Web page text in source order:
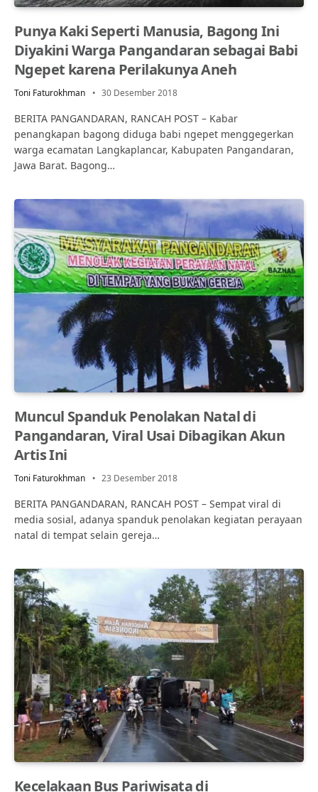
Punya Kaki Seperti Manusia, Bagong Ini
Diyakini Warga Pangandaran sebagai Babi
Ngepet karena Perilakunya Aneh
Toni Faturokhman 30 Desember 2018
BERITA PANGANDARAN, RANCAH POST – Kabar
penangkapan bagong diduga babi ngepet menggegerkan
warga ecamatan Langkaplancar, Kabupaten Pangandaran,
Jawa Barat. Bagong…
Muncul Spanduk Penolakan Natal di
Pangandaran, Viral Usai Dibagikan Akun
Artis Ini
Toni Faturokhman 23 Desember 2018
BERITA PANGANDARAN, RANCAH POST – Sempat viral di
media sosial, adanya spanduk penolakan kegiatan perayaan
natal di tempat selain gereja…
Kecelakaan Bus Pariwisata di